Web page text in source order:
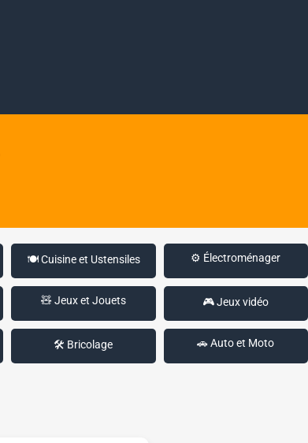
🍽️ Cuisine et Ustensiles ⚙️ Électroménager
🧸 Jeux et Jouets 🎮 Jeux vidéo
🛠️ Bricolage 🚗 Auto et Moto